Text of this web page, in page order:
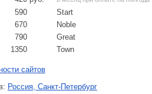
590
Start
670
Noble
790
Great
1350 Town
сайтов
Россия, Санкт-Петербург